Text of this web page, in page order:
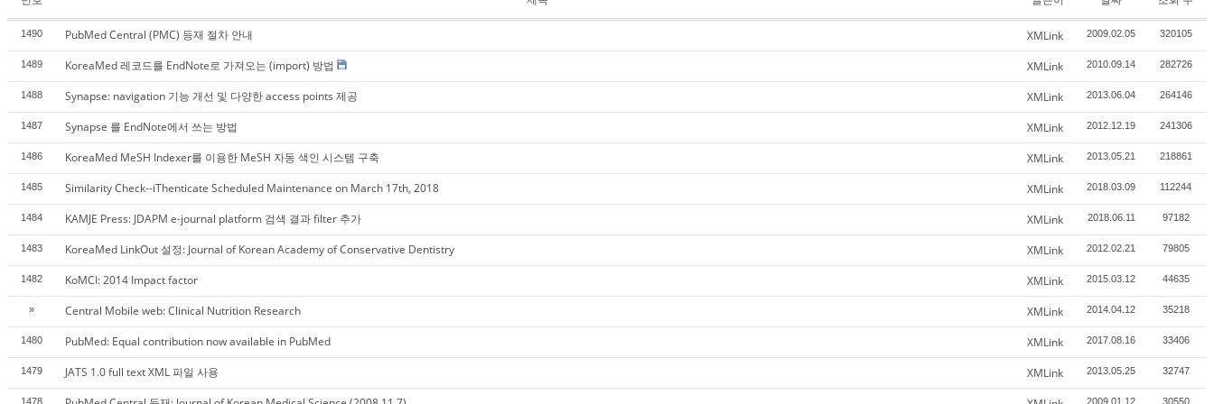
1490 PubMed Central (PMC) 등재 절차 안내 XMLink 2009.02.05 320105
1489 KoreaMed 레코드를 EndNote로 가져오는 (import) 방법 XMLink 2010.09.14 282726
1488 Synapse: navigation 기능 개선 및 다양한 access points 제공 XMLink 2013.06.04 264146
1487 Synapse 를 EndNote에서 쓰는 방법 XMLink 2012.12.19 241306
1486 KoreaMed MeSH Indexer를 이용한 MeSH 자동 색인 시스템 구축 XMLink 2013.05.21 218861
1485 Similarity Check--iThenticate Scheduled Maintenance on March 17th, 2018 XMLink 2018.03.09 112244
1484 KAMJE Press: JDAPM e-journal platform 검색 결과 filter 추가 XMLink 2018.06.11 97182
1483 KoreaMed LinkOut 설정: Journal of Korean Academy of Conservative Dentistry XMLink 2012.02.21 79805
1482 KoMCI: 2014 Impact factor XMLink 2015.03.12 44635
» Central Mobile web: Clinical Nutrition Research XMLink 2014.04.12 35218
1480 PubMed: Equal contribution now available in PubMed XMLink 2017.08.16 33406
1479 JATS 1.0 full text XML 파일 사용 XMLink 2013.05.25 32747
1478 2009.01.12 30550